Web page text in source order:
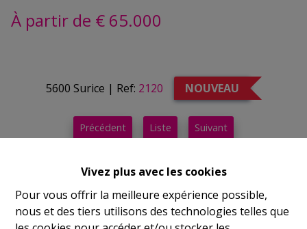
Vivez plus avec les cookies
Pour vous offrir la meilleure expérience possible,
nous et des tiers utilisons des technologies telles que
À partir de € 65.000
5600 Surice | Ref: 2120 NOUVEAU
Précédent Liste Suivant